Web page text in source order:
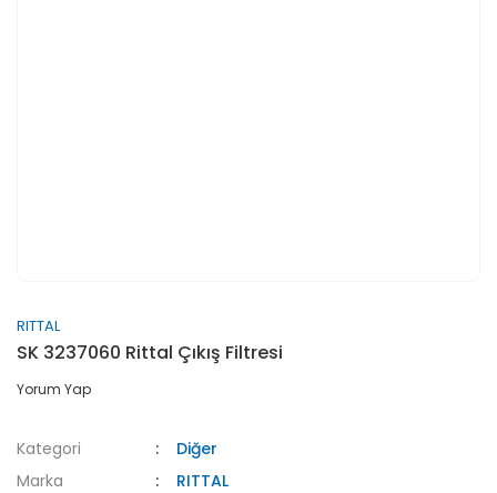
RITTAL
SK 3237060 Rittal Çıkış Filtresi
Yorum Yap
Kategori
Diğer
Marka
RITTAL